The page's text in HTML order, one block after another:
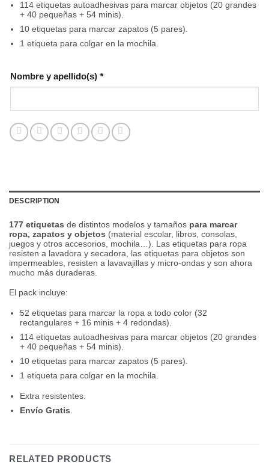
114 etiquetas autoadhesivas para marcar objetos (20 grandes
+ 40 pequeñas + 54 minis).
10 etiquetas para marcar zapatos (5 pares).
1 etiqueta para colgar en la mochila.
Nombre y apellido(s) *
DESCRIPTION
177 etiquetas de distintos modelos y tamaños para marcar
ropa, zapatos y objetos (material escolar, libros, consolas,
juegos y otros accesorios, mochila…). Las etiquetas para ropa
resisten a lavadora y secadora, las etiquetas para objetos son
impermeables, resisten a lavavajillas y micro-ondas y son ahora
mucho más duraderas.
El pack incluye:
52 etiquetas para marcar la ropa a todo color (32
rectangulares + 16 minis + 4 redondas).
114 etiquetas autoadhesivas para marcar objetos (20 grandes
+ 40 pequeñas + 54 minis).
10 etiquetas para marcar zapatos (5 pares).
1 etiqueta para colgar en la mochila.
Extra resistentes.
Envío Gratis
RELATED PRODUCTS